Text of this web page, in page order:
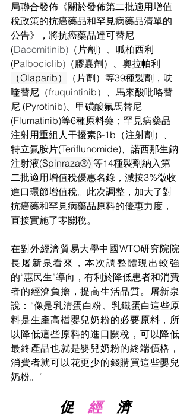
局聯合發佈《關於發佈第二批適用增值
稅政策的抗癌藥品和罕見病藥品清單的
公告》，將抗癌藥品達可替尼
(Dacomitinib) （片劑）、呱柏西利
(Palbociclib) （膠囊劑）、奧拉帕利
（Olaparib）
（片劑）等39種製劑，呋
喹替尼 （fruquintinib） 、馬來酸吡咯替
尼 (Pyrotinib)、甲磺酸氟馬替尼
(Flumatinib)等6種原料藥；罕見病藥品
注射用重組人干擾素β-1b（注射劑）、
特立氟胺片(Teriflunomide)、諾西那生鈉
注射液(Spinraza®) 等14種製劑納入第
二批適用增值稅優惠名錄，減按3%徵收
進口環節增值稅。此次調整，加大了對
抗癌藥和罕見病藥品原料的優惠力度，
直接實施了零關稅。
在對外經濟貿易大學中國WTO研究院院
長屠新泉看來，本次調整體現出較強
的“惠民生”導向，有利於降低患者和消費
者的經濟負擔，提高生活品質。屠新泉
說：“像是乳清蛋白粉、乳鐵蛋白這些原
料是生產高檔嬰兒奶粉的必要原料，所
以降低這些原料的進口關稅，可以降低
最終產品也就是嬰兒奶粉的終端價格，
消費者就可以花更少的錢購買這些嬰兒
奶粉。”
促 經 濟